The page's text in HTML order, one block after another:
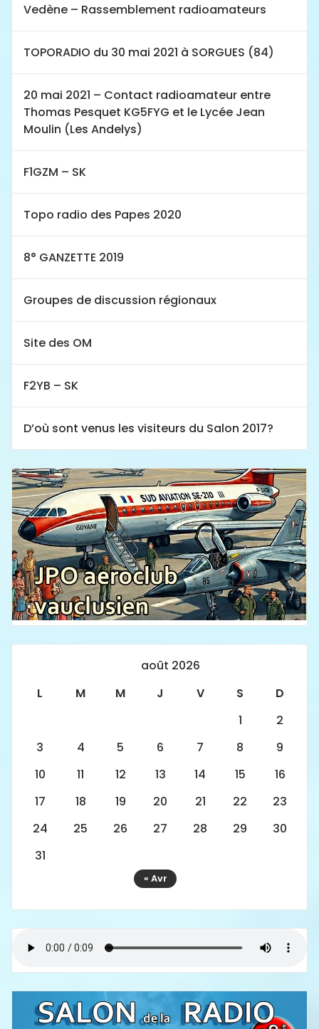
Vedène – Rassemblement radioamateurs
TOPORADIO du 30 mai 2021 à SORGUES (84)
20 mai 2021 – Contact radioamateur entre
Thomas Pesquet KG5FYG et le Lycée Jean
Moulin (Les Andelys)
F1GZM – SK
Topo radio des Papes 2020
8° GANZETTE 2019
Groupes de discussion régionaux
Site des OM
F2YB – SK
D’où sont venus les visiteurs du Salon 2017?
août 2026
L
M M J V S
D
1
2
3
4 5 6 7 8
9
10
11 12 13 14 15
16
17
18 19 20 21 22
23
24
25 26 27 28 29
30
31
« Avr